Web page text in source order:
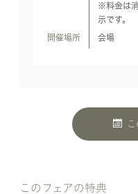
※料金は
示です。
開催場所 会場
このフェアの特典